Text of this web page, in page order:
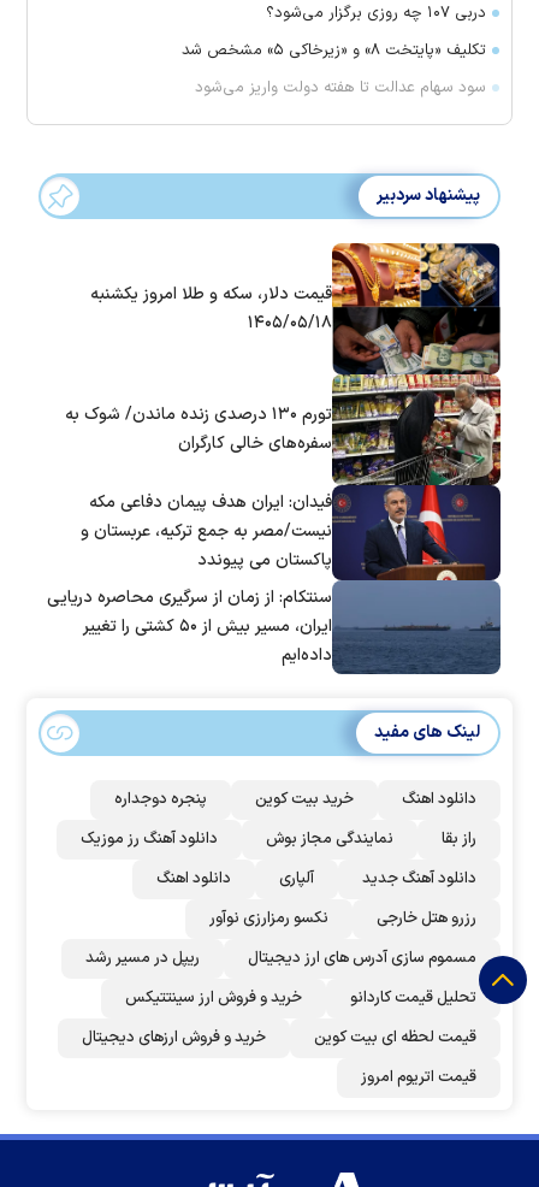
دربی ۱۰۷ چه روزی برگزار می‌شود؟
تکلیف «پایتخت ۸» و «زیرخاکی ۵» مشخص شد
سود سهام عدالت تا هفته دولت واریز می‌شود
پیشنهاد سردبیر
قیمت دلار، سکه و طلا امروز یکشنبه
۱۴۰۵/۰۵/۱۸
تورم ۱۳۰ درصدی زنده ماندن/ شوک به
سفره‌های خالی کارگران
فیدان: ایران هدف پیمان دفاعی مکه
نیست/مصر به جمع ترکیه، عربستان و
پاکستان می پیوندد
سنتکام: از زمان از سرگیری محاصره دریایی
ایران، مسیر بیش از ۵۰ کشتی را تغییر
داده‌ایم
لینک های مفید
دانلود اهنگ خرید بیت کوین
پنجره دوجداره
راز بقا
نمایندگی مجاز بوش
دانلود آهنگ رز‌ موزیک
دانلود آهنگ جدید
آلپاری
دانلود اهنگ
رزرو هتل خارجی
نکسو رمزارزی نوآور
مسموم سازی آدرس های ارز دیجیتال
ریپل در مسیر رشد
تحلیل قیمت کاردانو
خرید و فروش ارز سینتتیکس
قیمت لحظه ای بیت کوین
خرید و فروش ارزهای دیجیتال
قیمت اتریوم امروز